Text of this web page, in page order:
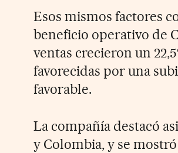
Esos mismos factores
beneficio operativo de
ventas crecieron un
favorecidas por una
favorable.
La compañía destacó
y Colombia, y se